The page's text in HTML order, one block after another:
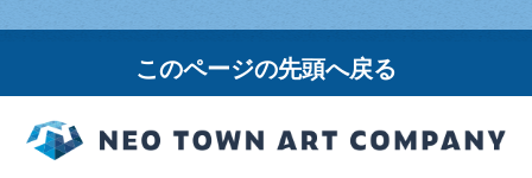
このページの先頭へ戻る